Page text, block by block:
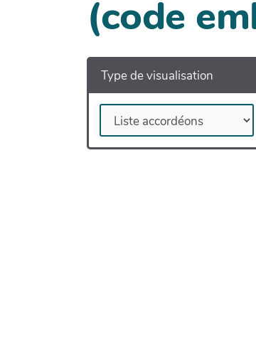
(code
Type de visualisation